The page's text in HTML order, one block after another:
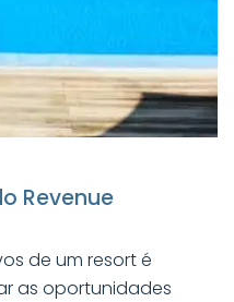
Revenue
de um resort é
as oportunidades